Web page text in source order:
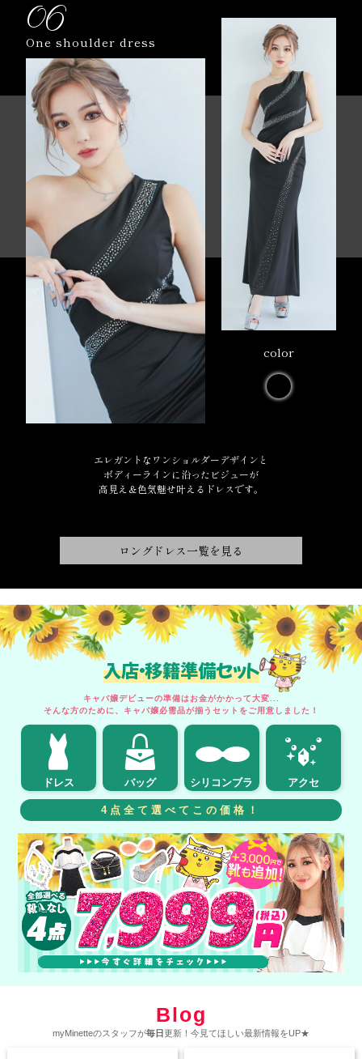
06
One shoulder dress
color
エレガントなワンショルダーデザインと
ボディーラインに沿ったビジューが
高見え＆色気魅せ叶えるドレスです。
ロングドレス一覧を見る
入店・移籍準備セット
キャバ嬢デビューの準備はお金がかかって大変...
そんな方のために、キャバ嬢必需品が揃うセットをご用意しました！
ドレス バッグ シリコンブラ アクセ
4点全て選べてこの価格！
Blog
myMinetteのスタッフが毎日更新！今見てほしい最新情報をUP★